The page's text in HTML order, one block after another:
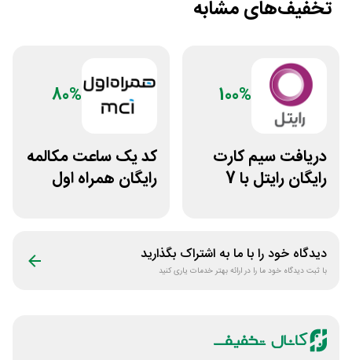
تخفیف‌های مشابه
100%
دریافت سیم کارت
رایگان رایتل با 7
80%
کد ⁣یک ساعت مکالمه
رایگان همراه اول
دیدگاه خود را با ما به اشتراک بگذارید
با ثبت دیدگاه خود ما را در ارائه بهتر خدمات یاری کنید